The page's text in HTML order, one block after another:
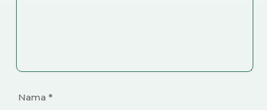
Nama *